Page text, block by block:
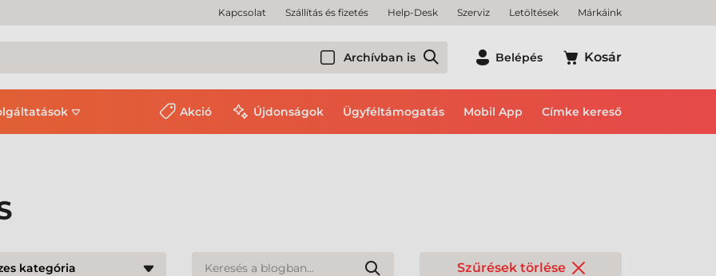
Kapcsolat Szállítás és fizetés Help-Desk Szerviz Letöltések Márkáink
Archívban is Belépés Kosár
Akció Újdonságok Ügyféltámogatás Mobil App Címke kereső
Szűrések törlése